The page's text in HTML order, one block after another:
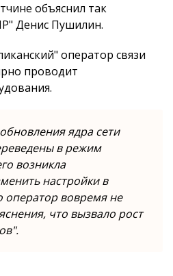
объяснил так
Денис Пушилин.
оператор связи
проводит
ядра сети
в режим
возникла
настройки в
оператор вовремя не
что вызвало рост